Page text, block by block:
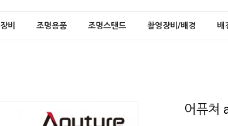
비 조명용품 조명스탠드 촬영장비/배경 배
어퓨쳐